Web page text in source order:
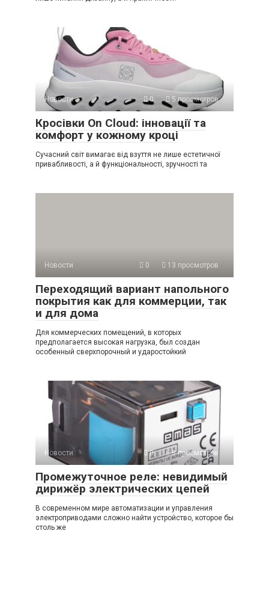
Новости 0 5 просмотров
Кросівки On Cloud: інновації та
комфорт у кожному кроці
Сучасний світ вимагає від взуття не лише естетичної
привабливості, а й функціональності, зручності та
Новости 0 13 просмотров
Переходящий вариант напольного
покрытия как для коммерции, так
и для дома
Для коммерческих помещений, в которых
предполагается высокая нагрузка, был создан
особенный сверхпорочный и ударостойкий
Новости 0 8 просмотров
Промежуточное реле: невидимый
дирижёр электрических цепей
В современном мире автоматизации и управления
электроприводами сложно найти устройство, которое бы
столь же